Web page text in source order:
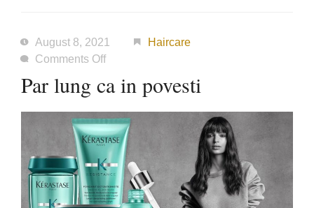
August 8, 2021
Haircare
Comments Offon
lung
in
povesti
Par lung ca in povesti